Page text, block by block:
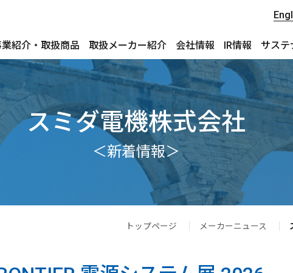
紹介・取扱商品 取扱メーカー紹介 会社情報 IR情報 サステ
スミダ電機株式会社
＜新着情報＞
トップページ メーカーニュース